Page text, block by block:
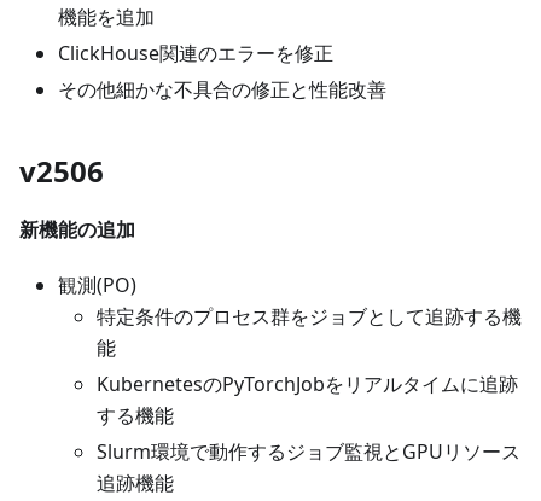
機能を追加
ClickHouse関連のエラーを修正
その他細かな不具合の修正と性能改善
v2506
新機能の追加
観測(PO)
特定条件のプロセス群をジョブとして追跡する機
能
KubernetesのPyTorchJobをリアルタイムに追跡
する機能
Slurm環境で動作するジョブ監視とGPUリソース
追跡機能